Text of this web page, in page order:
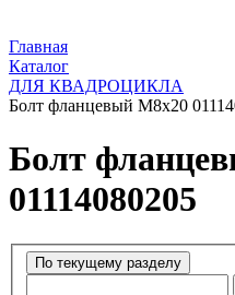
Главная
Каталог
ДЛЯ КВАДРОЦИКЛА
Болт фланцевый М8х20
Болт
01114080205